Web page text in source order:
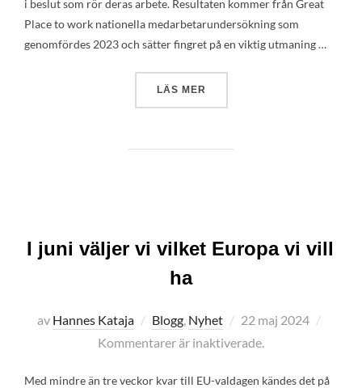
i beslut som rör deras arbete. Resultaten kommer från Great
Place to work nationella medarbetarundersökning som
genomfördes 2023 och sätter fingret på en viktig utmaning …
LÄS MER
I juni väljer vi vilket Europa vi vill
ha
av Hannes Kataja Blogg, Nyhet
Publicerat
den
22 maj 2024
Kommentarer är inaktiverade.
Med mindre än tre veckor kvar till EU-valdagen kändes det på